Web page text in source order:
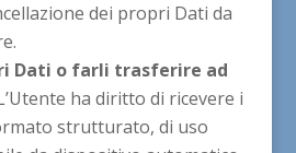
dei propri Dati da
Dati o farli trasferire ad
ha diritto di ricevere i
strutturato, di uso